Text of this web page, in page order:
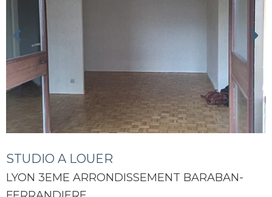
STUDIO A LOUER
LYON 3EME ARRONDISSEMENT BARABAN-